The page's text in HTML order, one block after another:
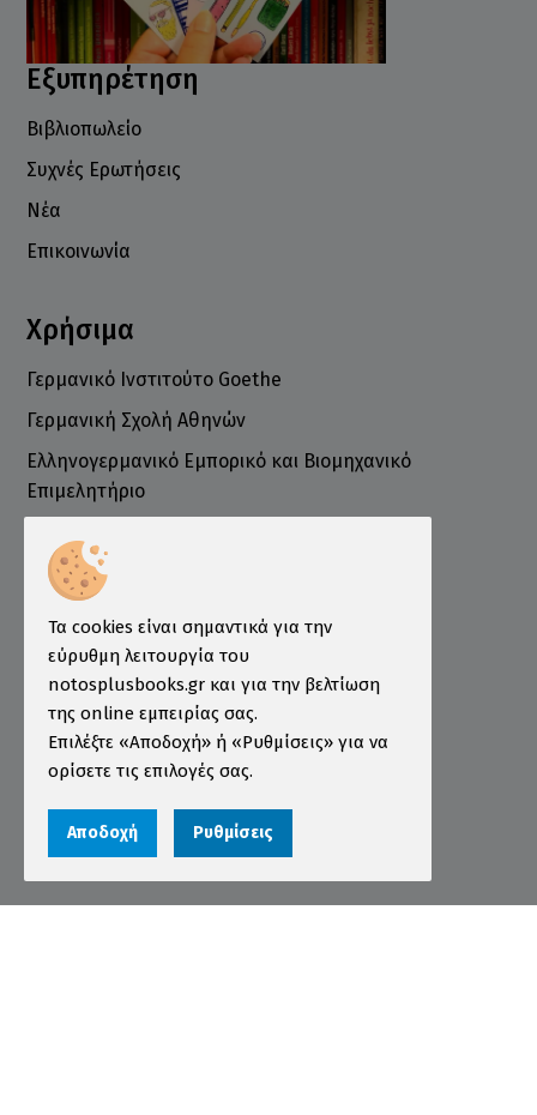
Εξυπηρέτηση
Βιβλιοπωλείο
Συχνές Ερωτήσεις
Νέα
Επικοινωνία
Χρήσιμα
Γερμανικό Ινστιτούτο Goethe
Γερμανική Σχολή Αθηνών
Ελληνογερμανικό Εμπορικό και Βιομηχανικό
Επιμελητήριο
Πληροφορίες
Τρόποι Πληρωμής
Τρόποι Αποστολής
Εγγύηση - Επιστροφές
Όροι χρήσης
Προστασία Προσωπικών Δεδομένων
Cookies
Τα cookies είναι σημαντικά για την
εύρυθμη λειτουργία του
notosplusbooks.gr και για την βελτίωση
της online εμπειρίας σας.
Επιλέξτε «Αποδοχή» ή «Ρυθμίσεις» για να
ορίσετε τις επιλογές σας.
Αποδοχή Ρυθμίσεις